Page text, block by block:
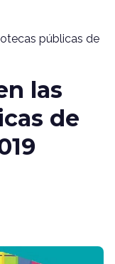
públicas de
las
de